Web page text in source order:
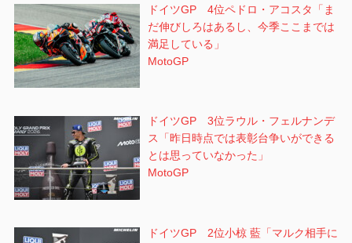
ドイツGP 4位ペドロ・アコスタ「ま
だ伸びしろはあるし、今季ここまでは
満足している」
MotoGP
ドイツGP 3位ラウル・フェルナンデ
ス「昨日時点では表彰台争いができる
とは思っていなかった」
MotoGP
ドイツGP 2位小椋 藍「マルク相手に